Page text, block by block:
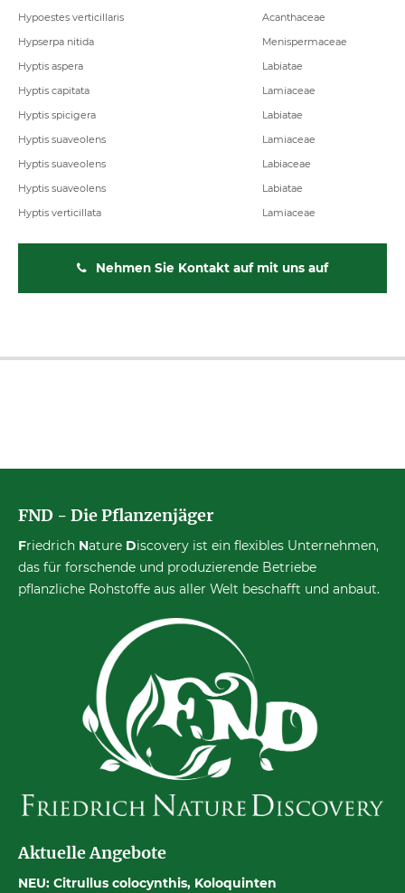
Hypoestes verticillaris
Acanthaceae
Hypserpa nitida
Menispermaceae
Hyptis aspera
Labiatae
Hyptis capitata
Lamiaceae
Hyptis spicigera
Labiatae
Hyptis suaveolens
Lamiaceae
Hyptis suaveolens
Labiaceae
Hyptis suaveolens
Labiatae
Hyptis verticillata
Lamiaceae
Nehmen Sie Kontakt auf mit uns auf
FND - Die Pflanzenjäger
Friedrich Nature Discovery ist ein flexibles Unternehmen,
das für forschende und produzierende Betriebe
pflanzliche Rohstoffe aus aller Welt beschafft und anbaut.
Aktuelle Angebote
NEU: Citrullus colocynthis, Koloquinten